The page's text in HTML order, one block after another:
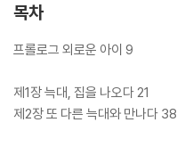
목차
프롤로그 외로운 아이 9
제1장 늑대, 집을 나오다 21
제2장 또 다른 늑대와 만나다 38